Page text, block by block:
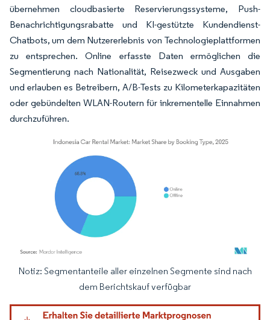
übernehmen cloudbasierte Reservierungssysteme, Push-
Benachrichtigungsrabatte und KI-gestützte Kundendienst-
Chatbots, um dem Nutzererlebnis von Technologieplattformen
zu entsprechen. Online erfasste Daten ermöglichen die
Segmentierung nach Nationalität, Reisezweck und Ausgaben
und erlauben es Betreibern, A/B-Tests zu Kilometerkapazitäten
oder gebündelten WLAN-Routern für inkrementelle Einnahmen
durchzuführen.
Bild © Mordor Intelligence. Wiederverwendung erfordert Namensnennung
Notiz: Segmentanteile aller einzelnen Segmente sind nach
dem Berichtskauf verfügbar